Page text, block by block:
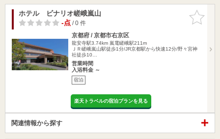
お気に入
りに追加
ホテル ビナリオ嵯峨嵐山
-点/ 0 件
京都府 / 京都市右京区
龍安寺駅3.74km 嵐電嵯峨駅211m
ＪＲ嵯峨嵐山駅徒歩1分/JR京都駅から快速12分/野々宮神
社徒歩10…
営業時間
入浴料金 ～
宿泊
楽天トラベルの宿泊プランを見る
関連情報から探す